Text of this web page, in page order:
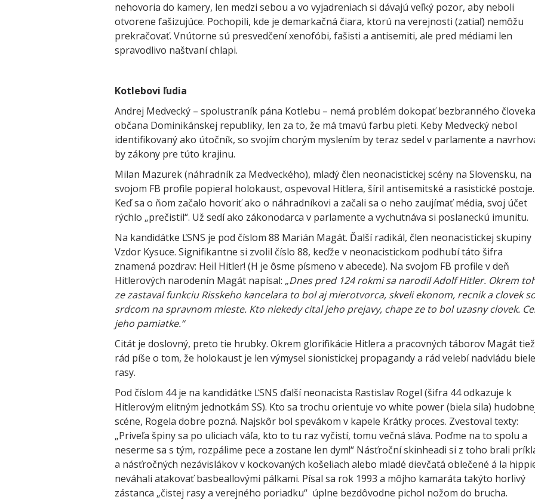
nehovoria do kamery, len medzi sebou a vo vyjadreniach si dávajú veľký pozor, aby neboli
otvorene fašizujúce. Pochopili, kde je demarkačná čiara, ktorú na verejnosti (zatiaľ) nemôžu
prekračovať. Vnútorne sú presvedčení xenofóbi, fašisti a antisemiti, ale pred médiami len
spravodlivo naštvaní chlapi.
Kotlebovi ľudia
Andrej Medvecký – spolustraník pána Kotlebu – nemá problém dokopať bezbranného
občana Dominikánskej republiky, len za to, že má tmavú farbu pleti. Keby Medvecký nebol
identifikovaný ako útočník, so svojím chorým myslením by teraz sedel v parlamente a
by zákony pre túto krajinu.
Milan Mazurek (náhradník za Medveckého), mladý člen neonacistickej scény na Slovensku, na
svojom FB profile popieral holokaust, ospevoval Hitlera, šíril antisemitské a rasistické postoje.
Keď sa o ňom začalo hovoriť ako o náhradníkovi a začali sa o neho zaujímať média, svoj účet
rýchlo „prečistil“. Už sedí ako zákonodarca v parlamente a vychutnáva si poslaneckú imunitu.
Na kandidátke ĽSNS je pod číslom 88 Marián Magát. Ďalší radikál, člen neonacistickej skupiny
Vzdor Kysuce. Signifikantne si zvolil číslo 88, keďže v neonacistickom podhubí táto šifra
znamená pozdrav: Heil Hitler! (H je ôsme písmeno v abecede). Na svojom FB profile v deň
Hitlerových narodenín Magát napísal: „Dnes pred 124 rokmi sa narodil Adolf Hitler. Okrem
ze zastaval funkciu Risskeho kancelara to bol aj mierotvorca, skveli ekonom, recnik a clovek
srdcom na spravnom mieste. Kto niekedy cital jeho prejavy, chape ze to bol uzasny clovek.
jeho pamiatke.“
Citát je doslovný, preto tie hrubky. Okrem glorifikácie Hitlera a pracovných táborov Magát tiež
rád píše o tom, že holokaust je len výmysel sionistickej propagandy a rád velebí nadvládu
rasy.
Pod číslom 44 je na kandidátke ĽSNS ďalší neonacista Rastislav Rogel (šifra 44 odkazuje k
Hitlerovým elitným jednotkám SS). Kto sa trochu orientuje vo white power (biela sila)
scéne, Rogela dobre pozná. Najskôr bol spevákom v kapele Krátky proces. Zvestoval texty:
„Priveľa špiny sa po uliciach váľa, kto to tu raz vyčistí, tomu večná sláva. Poďme na to spolu a
neserme sa s tým, rozpálime pece a zostane len dym!“ Násťroční skinheadi si z toho brali
a násťročných nezávislákov v kockovaných košeliach alebo mladé dievčatá oblečené á la
neváhali atakovať basbeallovými pálkami. Písal sa rok 1993 a môjho kamaráta takýto horlivý
zástanca „čistej rasy a verejného poriadku“ úplne bezdôvodne pichol nožom do brucha.